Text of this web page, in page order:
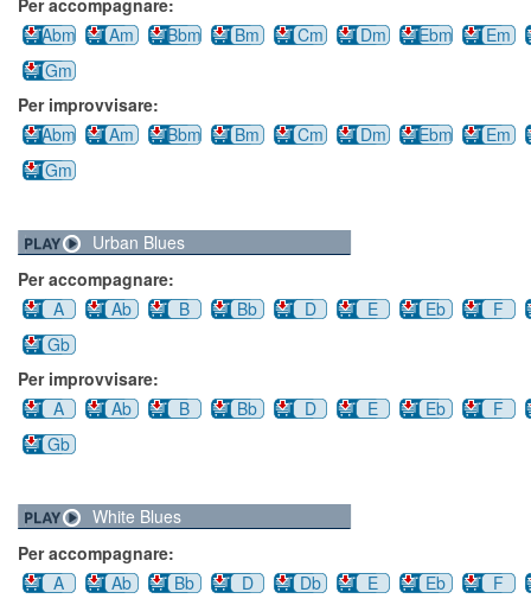
Per accompagnare:
Abm
Am Bbm Bm Cm Dm Ebm
Em
Gm
Per improvvisare:
Abm
Am Bbm Bm Cm Dm Ebm
Em
Gm
Urban Blues
Per accompagnare:
A
Ab B Bb D E Eb
F
Gb
Per improvvisare:
A
Ab B Bb D E Eb
F
Gb
White Blues
Per accompagnare:
A
Ab Bb D Db E Eb
F